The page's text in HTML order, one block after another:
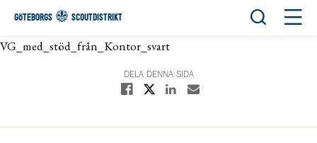
GÖTEBORGS SCOUTDISTRIKT Öppna
VG_med_stöd_från_Kontor_svart
DELA DENNA SIDA
Dela på Facebook
Dela på XDela på Linkedin
Dela med E-post